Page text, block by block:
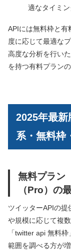
適なタイミ
APIには無料枠と有
度に応じて最適な
高度な分析を行い
を持つ有料プラン
2025年最
系・無料枠
無料プラン
（Pro）の
ツイッターAPIの
や規模に応じて複
「twitter api 無料
範囲を調べる方が